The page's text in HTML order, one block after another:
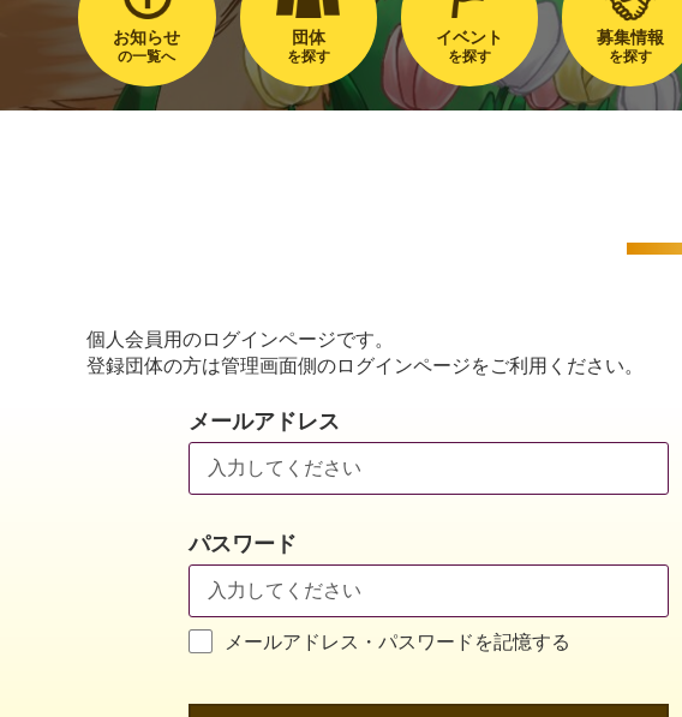
お知らせ
の一覧へ
団体
を探す
イベント
を探す
募集情報
を探す
個人会員用のログインページです。
登録団体の方は管理画面側のログインページをご利用ください。
メールアドレス
パスワード
メールアドレス・パスワードを記憶する